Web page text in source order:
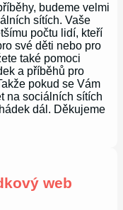
budeme velmi
sítích. Vaše
počtu lidí, kteří
své děti nebo pro
také pomoci
a příběhů pro
pokud se Vám
na sociálních sítích
dál. Děkujeme
web